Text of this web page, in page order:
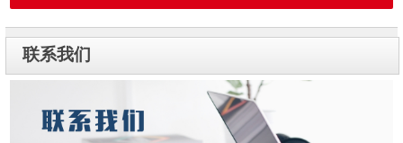
联系我们